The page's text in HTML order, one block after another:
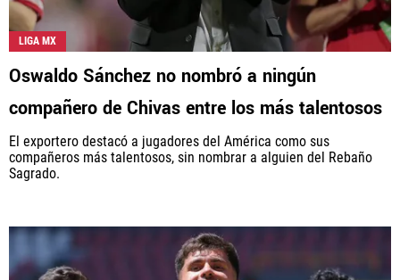
LIGA MX
Oswaldo Sánchez no nombró a ningún
compañero de Chivas entre los más talentosos
El exportero destacó a jugadores del América como sus
compañeros más talentosos, sin nombrar a alguien del Rebaño
Sagrado.